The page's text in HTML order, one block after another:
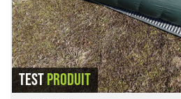
permet d'avoir un sac
contenu.
LIRE LE
TESTPRODUIT